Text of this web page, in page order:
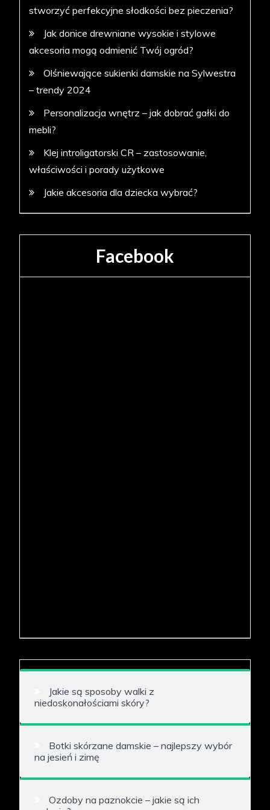
stworzyć perfekcyjne słodkości bez pieczenia?
Jak donice drewniane wysokie i stylowe
akcesoria mogą odmienić Twój ogród?
Olśniewające sukienki damskie na Sylwestra
– trendy 2024
Personalizacja wnętrz – jak dobrać gałki do
mebli?
Klej introligatorski CR – zastosowanie,
właściwości i porady użytkowe
Jakie akcesoria dla dziecka wybrać?
Facebook
Jakie są sposoby walki z
niedoskonałościami skóry?
Botki skórzane damskie – najlepszy wybór
na jesień i zimę
Ozdoby na paznokcie – jakie są ich